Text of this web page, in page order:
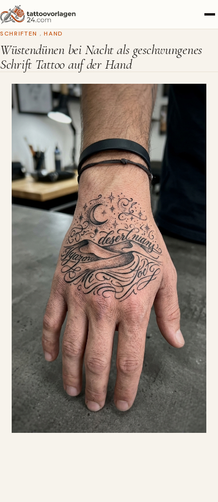
SCHRIFTEN , HAND
Wüstendünen bei Nacht als geschwungenes
Schrift Tattoo auf der Hand